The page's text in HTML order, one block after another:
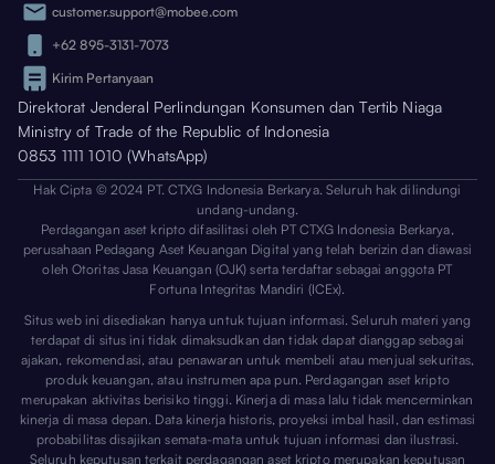
customer.support@mobee.com
+62 895-3131-7073
Kirim Pertanyaan
Direktorat Jenderal Perlindungan Konsumen dan Tertib Niaga
Ministry of Trade of the Republic of Indonesia
0853 1111 1010 (WhatsApp)
Hak Cipta © 2024 PT. CTXG Indonesia Berkarya. Seluruh hak dilindungi
undang-undang.
Perdagangan aset kripto difasilitasi oleh PT CTXG Indonesia Berkarya,
perusahaan Pedagang Aset Keuangan Digital yang telah berizin dan diawasi
oleh Otoritas Jasa Keuangan (OJK) serta terdaftar sebagai anggota PT
Fortuna Integritas Mandiri (ICEx).
Situs web ini disediakan hanya untuk tujuan informasi. Seluruh materi yang
terdapat di situs ini tidak dimaksudkan dan tidak dapat dianggap sebagai
ajakan, rekomendasi, atau penawaran untuk membeli atau menjual sekuritas,
produk keuangan, atau instrumen apa pun. Perdagangan aset kripto
merupakan aktivitas berisiko tinggi. Kinerja di masa lalu tidak mencerminkan
kinerja di masa depan. Data kinerja historis, proyeksi imbal hasil, dan estimasi
probabilitas disajikan semata-mata untuk tujuan informasi dan ilustrasi.
Seluruh keputusan terkait perdagangan aset kripto merupakan keputusan